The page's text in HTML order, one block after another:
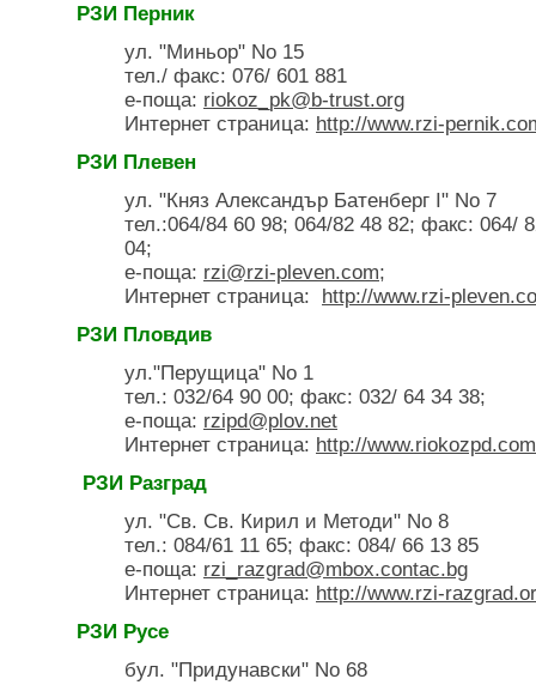
РЗИ Перник
ул. "Миньор" No 15
тел./ факс: 076/ 601 881
е-поща: riokoz_pk@b-trust.org
Интернет страница: http://www.rzi-
РЗИ Плевен
ул. "Княз Александър Батенберг І" No 7
тел.:064/84 60 98; 064/82 48 82; факс: 064/
04;
е-поща: rzi@rzi-pleven.com;
Интернет страница: http://www.rzi-
РЗИ Пловдив
ул."Перущица" Nо 1
тел.: 032/64 90 00; факс: 032/ 64 34 38;
е-поща: rzipd@plov.net
Интернет страница: http://
РЗИ Разград
ул. "Св. Св. Кирил и Методи" No 8
тел.: 084/61 11 65; факс: 084/ 66 13 85
е-поща: rzi_razgrad@mbox.contac.bg
Интернет страница: http://www.rzi-
РЗИ Русе
бул. "Придунавски" No 68